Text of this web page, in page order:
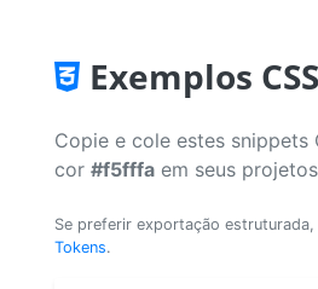
Exemplos CSS
Copie e cole estes snippets
cor #f5fffa em seus
Se preferir exportação estruturada,
Tokens.